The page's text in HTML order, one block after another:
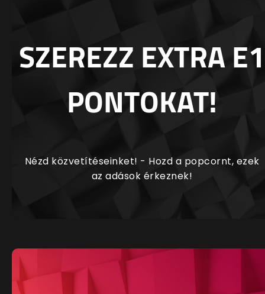
SZEREZZ EXTRA E1
PONTOKAT!
Nézd közvetítéseinket! - Hozd a popcornt, ezek
az adások érkeznek!